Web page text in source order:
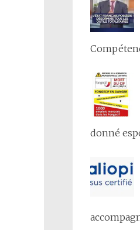
donné